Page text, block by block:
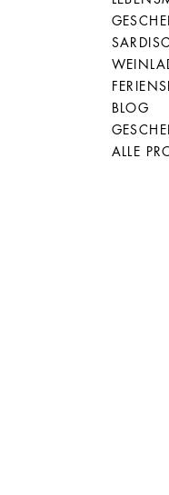
BLOG
ALLE